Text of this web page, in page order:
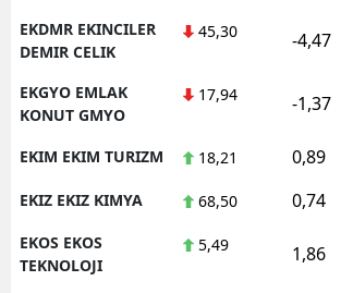
EKDMR EKINCILER
DEMIR CELIK
45,30 -4,47
EKGYO EMLAK
KONUT GMYO
17,94 -1,37
EKIM EKIM TURIZM 18,21 0,89
EKIZ EKIZ KIMYA 68,50 0,74
EKOS EKOS
TEKNOLOJI
5,49 1,86